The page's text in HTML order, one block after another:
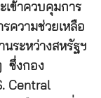
ข้าควบคุมการ
ความช่วยเหลือ
นระหว่างสหรัฐฯ
ซึ่งกอง
Central